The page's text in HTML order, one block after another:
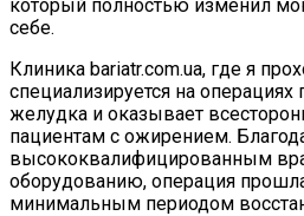
Клиника bariatr.com.ua, где я
специализируется на
желудка и оказывает
пациентам с ожирением.
высококвалифицированным
оборудованию, операция
минимальным периодом